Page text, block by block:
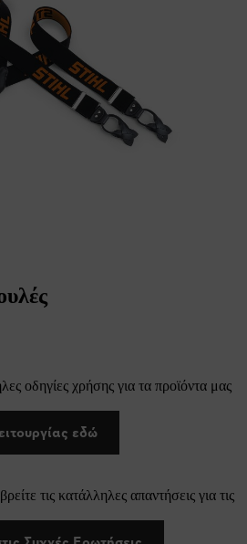
οδηγίες χρήσης για τα προϊόντα μας
εδώ
τις κατάλληλες απαντήσεις για τις